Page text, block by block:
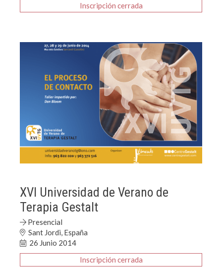
Inscripción
XVI Universidad de Verano de
Terapia Gestalt
Presencial
Sant Jordi, España
26 Junio 2014
Inscripción